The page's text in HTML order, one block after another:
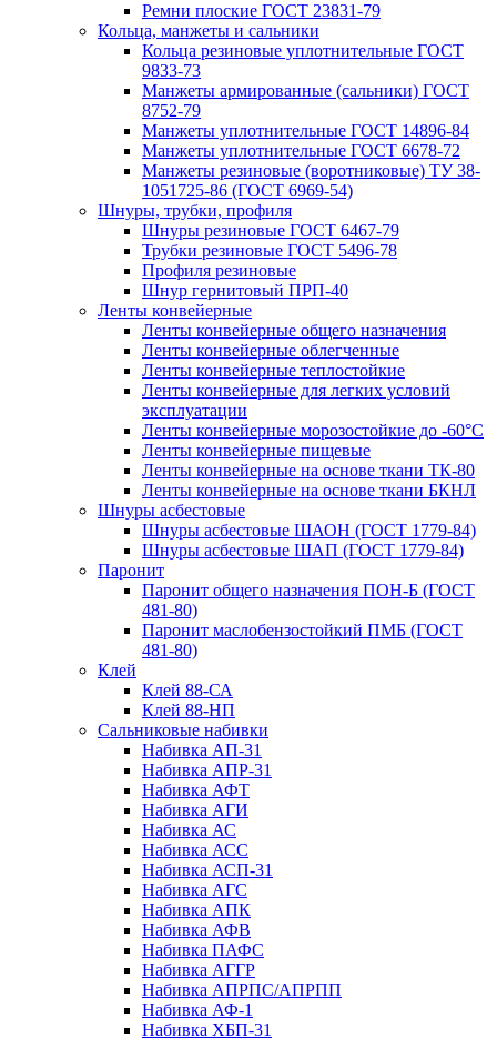
Ремни плоские ГОСТ 23831-79
Кольца, манжеты и сальники
Кольца резиновые уплотнительные ГОСТ
9833-73
Манжеты армированные (сальники) ГОСТ
8752-79
Манжеты уплотнительные ГОСТ 14896-84
Манжеты уплотнительные ГОСТ 6678-72
Манжеты резиновые (воротниковые) ТУ 38-
1051725-86 (ГОСТ 6969-54)
Шнуры, трубки, профиля
Шнуры резиновые ГОСТ 6467-79
Трубки резиновые ГОСТ 5496-78
Профиля резиновые
Шнур гернитовый ПРП-40
Ленты конвейерные
Ленты конвейерные общего назначения
Ленты конвейерные облегченные
Ленты конвейерные теплостойкие
Ленты конвейерные для легких условий
эксплуатации
Ленты конвейерные морозостойкие до -60°С
Ленты конвейерные пищевые
Ленты конвейерные на основе ткани ТК-80
Ленты конвейерные на основе ткани БКНЛ
Шнуры асбестовые
Шнуры асбестовые ШАОН (ГОСТ 1779-84)
Шнуры асбестовые ШАП (ГОСТ 1779-84)
Паронит
Паронит общего назначения ПОН-Б (ГОСТ
481-80)
Паронит маслобензостойкий ПМБ (ГОСТ
481-80)
Клей
Клей 88-СА
Клей 88-НП
Сальниковые набивки
Набивка АП-31
Набивка АПР-31
Набивка АФТ
Набивка АГИ
Набивка АС
Набивка АСС
Набивка АСП-31
Набивка АГС
Набивка АПК
Набивка АФВ
Набивка ПАФС
Набивка АГГР
Набивка АПРПС/АПРПП
Набивка АФ-1
Набивка ХБП-31